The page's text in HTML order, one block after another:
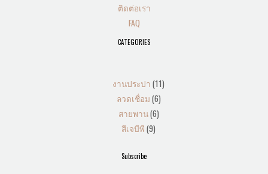
ติดต่อเรา
FAQ
CATEGORIES
งานประปา 11
ลวดเชื่อม 6
สายพาน 6
สีเจบีพี 9
Subscribe